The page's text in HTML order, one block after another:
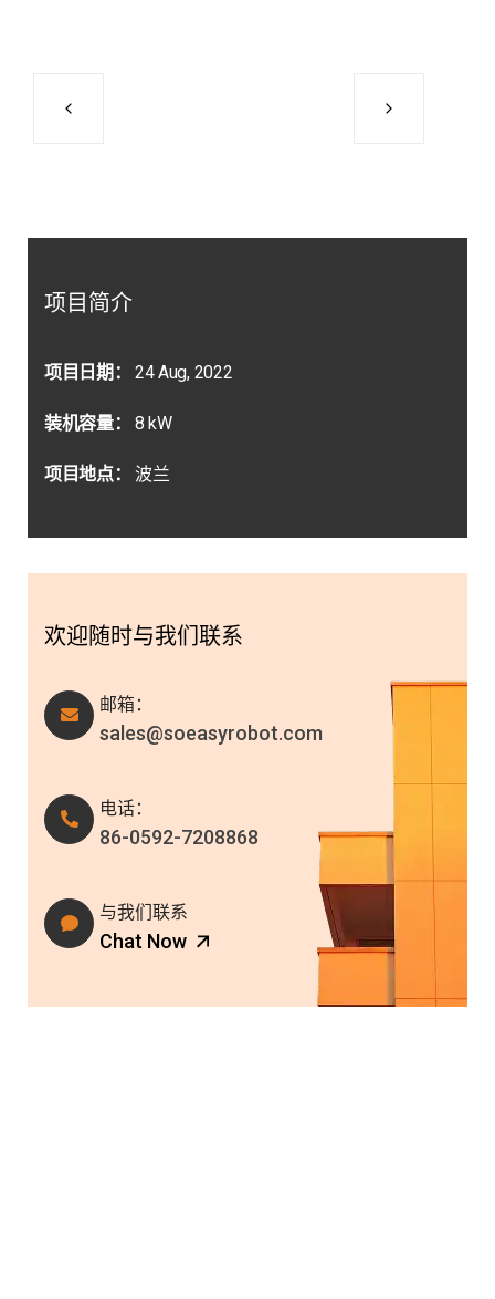
项目简介
项目日期： 24 Aug, 2022
装机容量： 8 kW
项目地点： 波兰
欢迎随时与我们联系
邮箱：
sales@soeasyrobot.com
电话：
86-0592-7208868
与我们联系
Chat Now